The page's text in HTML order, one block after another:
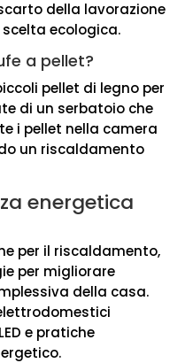
della lavorazione
ecologica.
a pellet?
pellet di legno per
di un serbatoio che
i pellet nella camera
un riscaldamento
energetica
per il riscaldamento,
per migliorare
della casa.
e pratiche